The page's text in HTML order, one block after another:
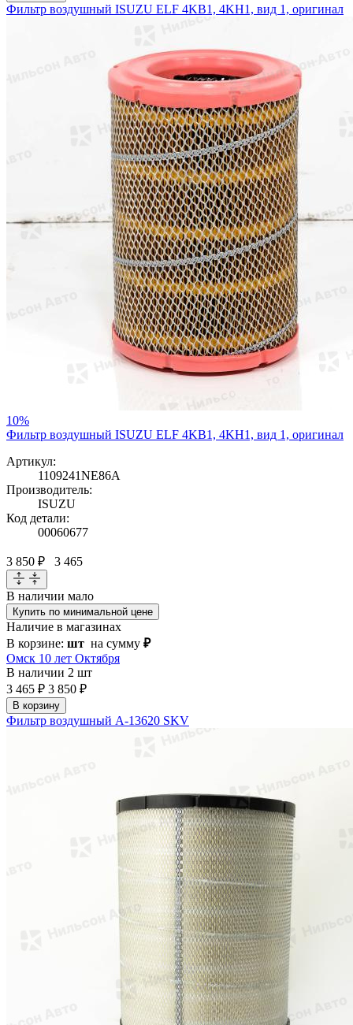
Фильтр воздушный ISUZU ELF 4KB1, 4KH1, вид 1, оригинал
10%
Фильтр воздушный ISUZU ELF 4KB1, 4KH1, вид 1, оригинал
Артикул:
1109241NE86A
Производитель:
ISUZU
Код детали:
00060677
3 850 ₽ 3 465
В наличии мало
Купить по минимальной цене
Наличие в магазинах
В корзине: шт на сумму ₽
Омск 10 лет Октября
В наличии 2 шт
3 465 ₽ 3 850 ₽
В корзину
Фильтр воздушный A-13620 SKV